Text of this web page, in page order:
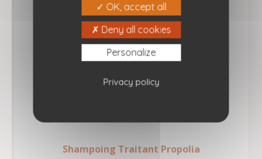
Shampoing Traitant Propolia
OK, accept all
Deny all cookies
Personalize
Privacy policy